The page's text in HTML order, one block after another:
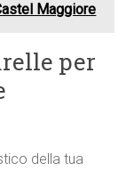
Maggiore
per
della tua